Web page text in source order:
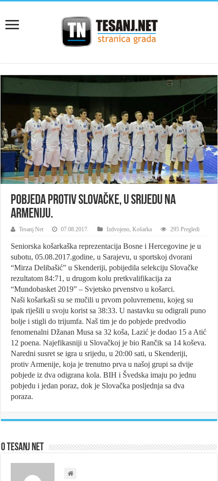
Pobjeda protiv Slovačke, u srijedu na
Armeniju.
Tesanj Net 07.08.2017. Izdvojeno ,Košarka 295 Pregledi
Seniorska košarkaška reprezentacija Bosne i Hercegovine je u
subotu, 05.08.2017.godine, u Sarajevu, u sportskoj dvorani
“Mirza Delibašić” u Skenderiji, pobijedila selekciju Slovačke
rezultatom 84:71, u drugom kolu pretkvalifikacija za
“Mundobasket 2019” – Svjetsko prvenstvo u košarci.
Naši košarkaši su se mučili u prvom poluvremenu, kojeg su
ipak riješili u svoju korist sa 38:33. U nastavku su odigrali puno
bolje i stigli do trijumfa. Naš tim je do pobjede predvodio
fenomenalni Džanan Musa sa 32 koša, Lazić je dodao 15 a Atić
12 poena. Najefikasniji u Slovačkoj je bio Rančik sa 14 koševa.
Naredni susret se igra u srijedu, u 20:00 sati, u Skenderiji,
protiv Armenije, koja je trenutno prva u našoj grupi sa dvije
pobjede iz dva odigrana kola. BIH i Švedska imaju po jednu
pobjedu i jedan poraz, dok je Slovačka posljednja sa dva
poraza.
O Tesanj Net